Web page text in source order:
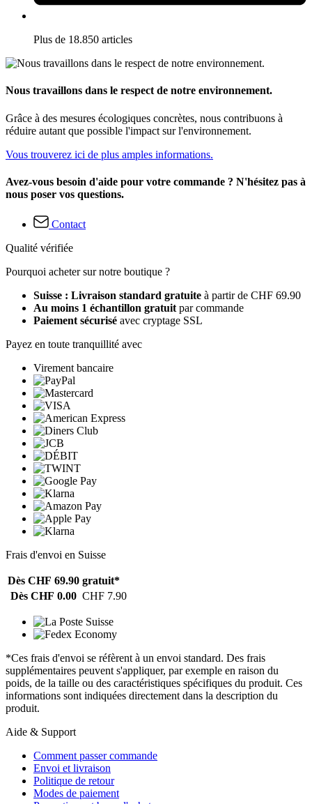
Plus de 18.850 articles
Nous travaillons dans le respect de notre environnement.
Grâce à des mesures écologiques concrètes, nous contribuons à
réduire autant que possible l'impact sur l'environnement.
Vous trouverez ici de plus amples informations.
Avez-vous besoin d'aide pour votre commande ? N'hésitez pas à
nous poser vos questions.
Contact
Qualité vérifiée
Pourquoi acheter sur notre boutique ?
Suisse : Livraison standard gratuite à partir de CHF 69.90
Au moins 1 échantillon gratuit par commande
Paiement sécurisé avec cryptage SSL
Payez en toute tranquillité avec
Virement bancaire
Frais d'envoi en Suisse
Dès CHF 69.90 gratuit*
Dès CHF 0.00 CHF 7.90
*Ces frais d'envoi se réfèrent à un envoi standard. Des frais
supplémentaires peuvent s'appliquer, par exemple en raison du
poids, de la taille ou des caractéristiques spécifiques du produit. Ces
informations sont indiquées directement dans la description du
produit.
Aide & Support
Comment passer commande
Envoi et livraison
Politique de retour
Modes de paiement